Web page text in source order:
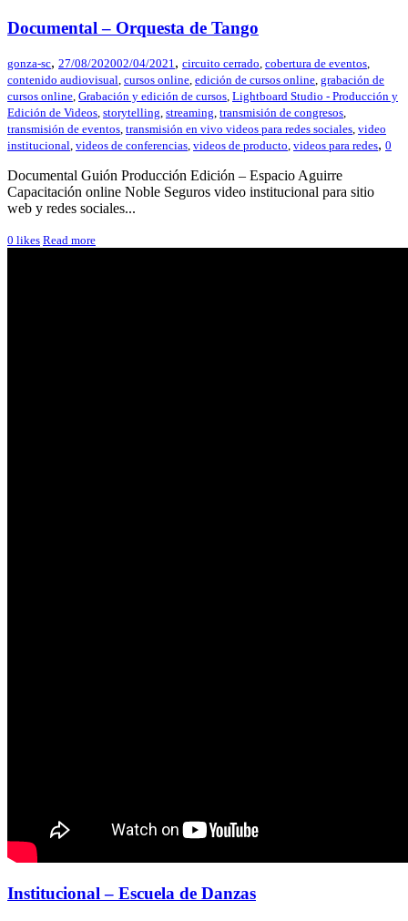
Documental – Orquesta de Tango
gonza-sc, 27/08/202002/04/2021, circuito cerrado, cobertura de eventos,
contenido audiovisual, cursos online, edición de cursos online, grabación de
cursos online, Grabación y edición de cursos, Lightboard Studio - Producción y
Edición de Videos, storytelling, streaming, transmisión de congresos,
transmisión de eventos, transmisión en vivo videos para redes sociales, video
institucional, videos de conferencias, videos de producto, videos para redes, 0
Documental Guión Producción Edición – Espacio Aguirre
Capacitación online Noble Seguros video institucional para sitio
web y redes sociales...
0 likes Read more
Institucional – Escuela de Danzas